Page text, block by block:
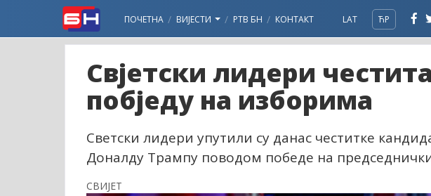
ПОЧЕТНА ВИЈЕСТИ РТВ БН КОНТАКТ LAT ЋР
Свјетски лидери
побједу на изборима
Светски лидери упутили су данас честитке
Доналду Трампу поводом победе на
СВИЈЕТ